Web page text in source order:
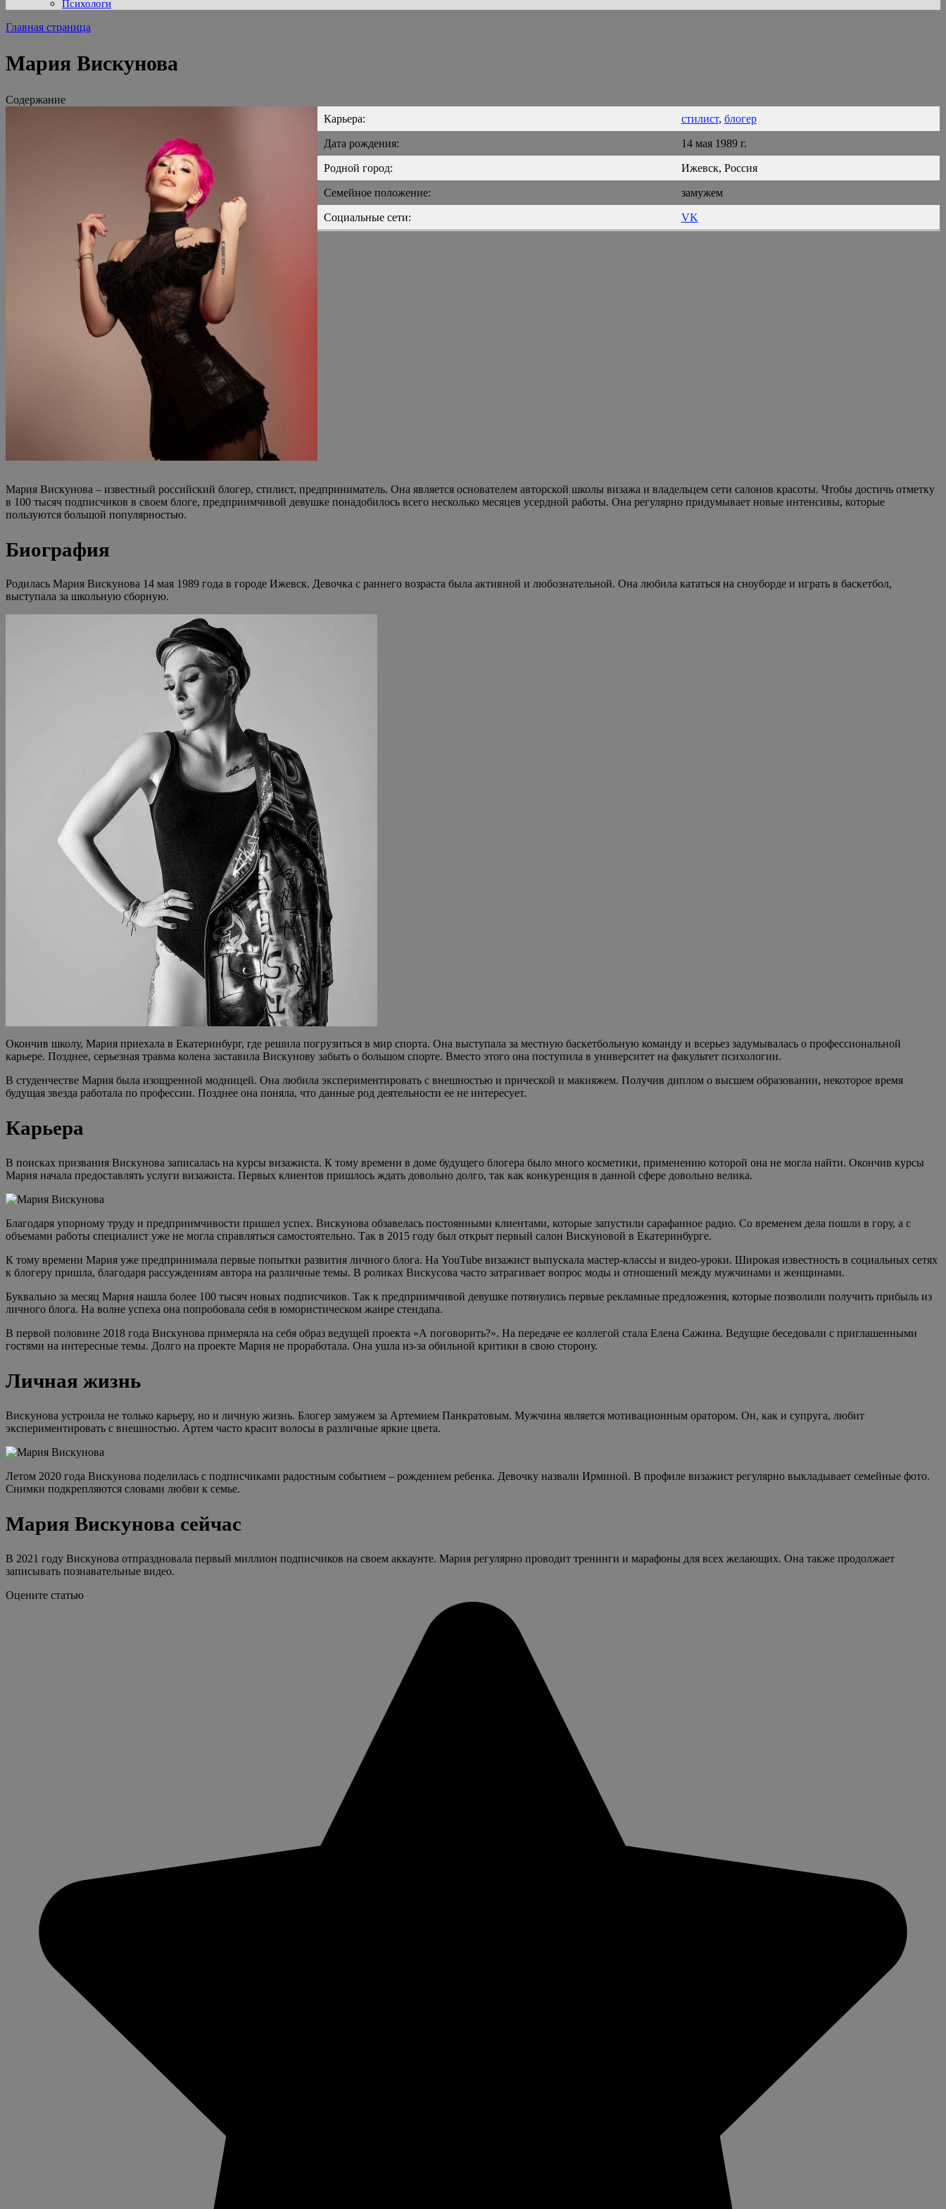
Психологи
Главная страница
Мария Вискунова
Содержание
Карьера:
стилист, блогер
Дата рождения: 14 мая 1989 г.
Родной город: Ижевск, Россия
Семейное положение: замужем
Социальные сети: VK
Мария Вискунова – известный российский блогер, стилист, предприниматель. Она является основателем авторской школы визажа и владельцем сети салонов красоты. Чтобы достичь отметку
в 100 тысяч подписчиков в своем блоге, предприимчивой девушке понадобилось всего несколько месяцев усердной работы. Она регулярно придумывает новые интенсивы, которые
пользуются большой популярностью.
Биография
Родилась Мария Вискунова 14 мая 1989 года в городе Ижевск. Девочка с раннего возраста была активной и любознательной. Она любила кататься на сноуборде и играть в баскетбол,
выступала за школьную сборную.
Окончив школу, Мария приехала в Екатеринбург, где решила погрузиться в мир спорта. Она выступала за местную баскетбольную команду и всерьез задумывалась о профессиональной
карьере. Позднее, серьезная травма колена заставила Вискунову забыть о большом спорте. Вместо этого она поступила в университет на факультет психологии.
В студенчестве Мария была изощренной модницей. Она любила экспериментировать с внешностью и прической и макияжем. Получив диплом о высшем образовании, некоторое время
будущая звезда работала по профессии. Позднее она поняла, что данные род деятельности ее не интересует.
Карьера
В поисках призвания Вискунова записалась на курсы визажиста. К тому времени в доме будущего блогера было много косметики, применению которой она не могла найти. Окончив курсы
Мария начала предоставлять услуги визажиста. Первых клиентов пришлось ждать довольно долго, так как конкуренция в данной сфере довольно велика.
Благодаря упорному труду и предприимчивости пришел успех. Вискунова обзавелась постоянными клиентами, которые запустили сарафанное радио. Со временем дела пошли в гору, а с
объемами работы специалист уже не могла справляться самостоятельно. Так в 2015 году был открыт первый салон Вискуновой в Екатеринбурге.
К тому времени Мария уже предпринимала первые попытки развития личного блога. На YouTube визажист выпускала мастер-классы и видео-уроки. Широкая известность в социальных сетях
к блогеру пришла, благодаря рассуждениям автора на различные темы. В роликах Вискусова часто затрагивает вопрос моды и отношений между мужчинами и женщинами.
Буквально за месяц Мария нашла более 100 тысяч новых подписчиков. Так к предприимчивой девушке потянулись первые рекламные предложения, которые позволили получить прибыль из
личного блога. На волне успеха она попробовала себя в юмористическом жанре стендапа.
В первой половине 2018 года Вискунова примеряла на себя образ ведущей проекта «А поговорить?». На передаче ее коллегой стала Елена Сажина. Ведущие беседовали с приглашенными
гостями на интересные темы. Долго на проекте Мария не проработала. Она ушла из-за обильной критики в свою сторону.
Личная жизнь
Вискунова устроила не только карьеру, но и личную жизнь. Блогер замужем за Артемием Панкратовым. Мужчина является мотивационным оратором. Он, как и супруга, любит
экспериментировать с внешностью. Артем часто красит волосы в различные яркие цвета.
Летом 2020 года Вискунова поделилась с подписчиками радостным событием – рождением ребенка. Девочку назвали Ирминой. В профиле визажист регулярно выкладывает семейные фото.
Снимки подкрепляются словами любви к семье.
Мария Вискунова сейчас
В 2021 году Вискунова отпраздновала первый миллион подписчиков на своем аккаунте. Мария регулярно проводит тренинги и марафоны для всех желающих. Она также продолжает
записывать познавательные видео.
Оцените статью